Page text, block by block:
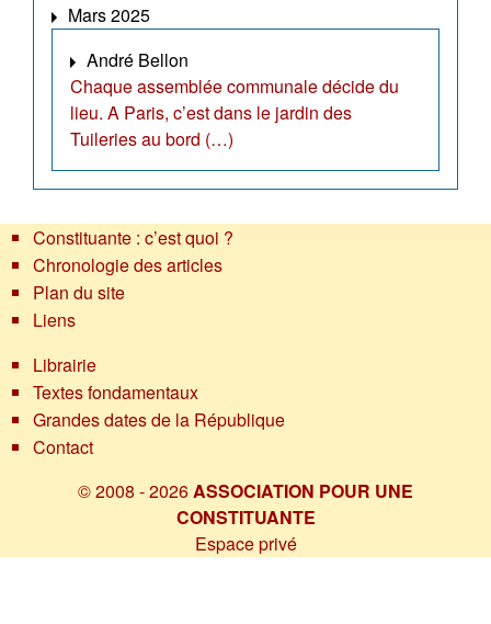
Mars 2025
André Bellon
Chaque assemblée communale décide du
lieu. A Paris, c’est dans le jardin des
Tuileries au bord (…)
Constituante : c’est quoi ?
Chronologie des articles
Plan du site
Liens
Librairie
Textes fondamentaux
Grandes dates de la République
Contact
© 2008 - 2026ASSOCIATION POUR UNE
CONSTITUANTE
Espace privé